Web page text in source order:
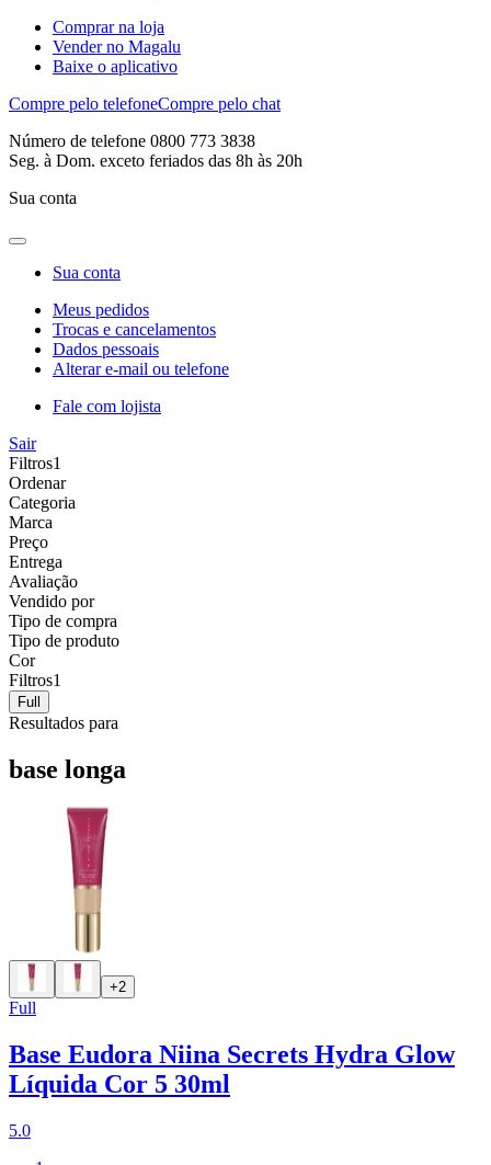
Comprar na loja
Vender no Magalu
Baixe o aplicativo
Compre pelo telefoneCompre pelo chat
Número de telefone 0800 773 3838
Seg. à Dom. exceto feriados das 8h às 20h
Sua conta
Sua conta
Meus pedidos
Trocas e cancelamentos
Dados pessoais
Alterar e-mail ou telefone
Fale com lojista
Sair
Filtros1
Ordenar
Categoria
Marca
Preço
Entrega
Avaliação
Vendido por
Tipo de compra
Tipo de produto
Cor
Filtros1
Full
Resultados para
base longa
+2
Full
Base Eudora Niina Secrets Hydra Glow
Líquida Cor 5 30ml
5.0